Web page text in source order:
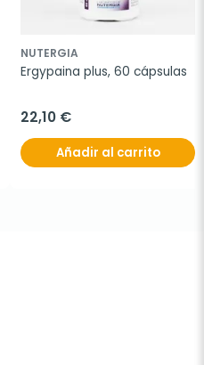
NUTERGIA
Ergypaina plus, 60 cápsulas
22,10 €
Añadir al carrito